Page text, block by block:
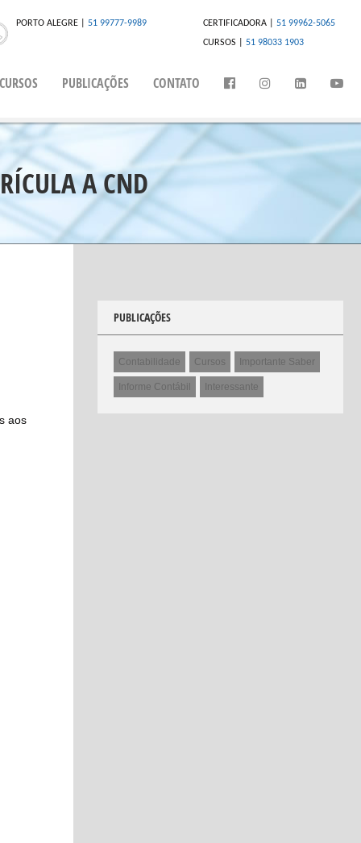
CERTIFICADORA | 51 99962-5065
CURSOS | 51 98033 1903
PORTO ALEGRE | 51 99777-9989
CURSOS PUBLICAÇÕES CONTATO
A CND
aos
PUBLICAÇÕES
Contabilidade Cursos Importante Saber
Informe Contábil Interessante